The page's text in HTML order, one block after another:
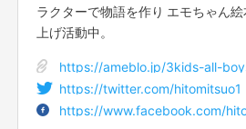
ラクターで物語を作り エモちゃん
上げ活動中。
https://ameblo.jp/3kids-all-
https://twitter.com/hitomitsuo1
https://www.facebook.com/